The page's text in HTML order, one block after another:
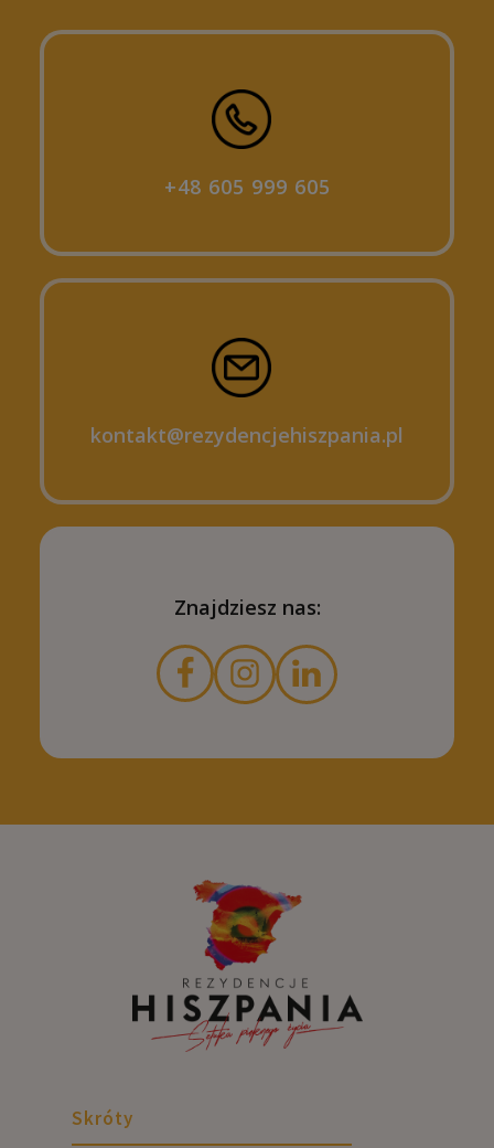
+48 605 999 605
kontakt@rezydencjehiszpania.pl
Znajdziesz nas:
Skróty